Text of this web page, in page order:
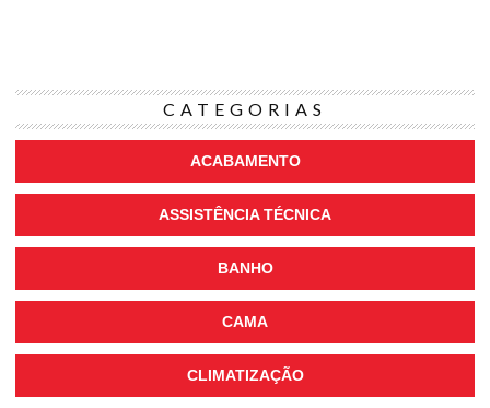
CATEGORIAS
ACABAMENTO
ASSISTÊNCIA TÉCNICA
BANHO
CAMA
CLIMATIZAÇÃO